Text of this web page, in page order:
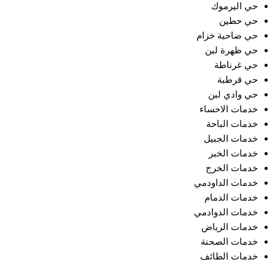
حي اليرموك
حي حطين
حي ضاحية خزام
حي ظهرة لبن
حي غرناطة
حي قرطبة
حي وادي لبن
خدمات الاحساء
خدمات الباحة
خدمات الجبيل
خدمات الخبر
خدمات الخرج
خدمات الداودمي
خدمات الدمام
خدمات الدوادمي
خدمات الرياض
خدمات الصحنة
خدمات الطائف